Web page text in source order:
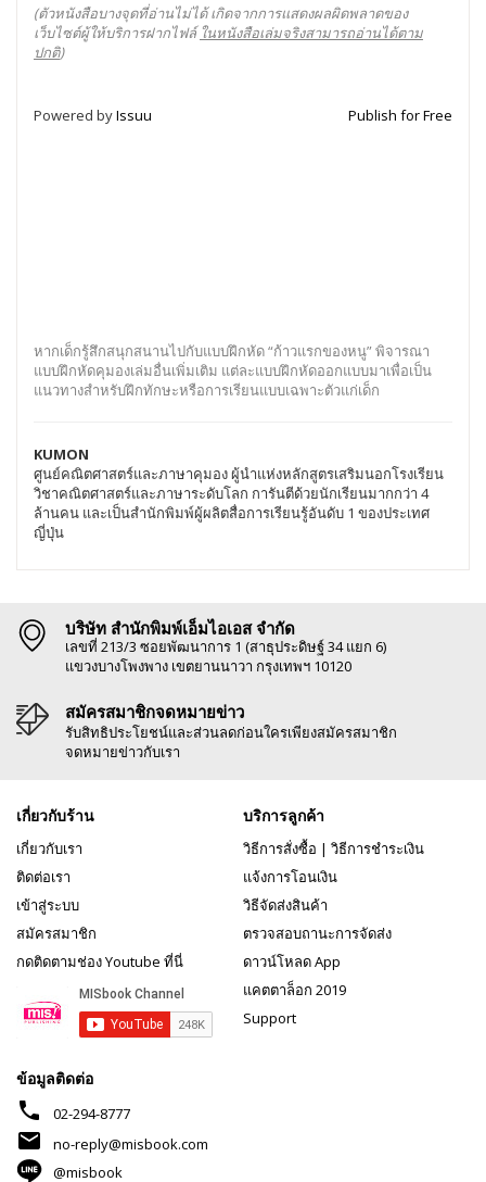
(ตัวหนังสือบางจุดที่อ่านไม่ได้ เกิดจากการแสดงผลผิดพลาดของ
เว็บไซต์ผู้ให้บริการฝากไฟล์ ในหนังสือเล่มจริงสามารถอ่านได้ตาม
ปกติ)
Powered byIssuu Publish for Free
หากเด็กรู้สึกสนุกสนานไปกับแบบฝึกหัด “ก้าวแรกของหนู” พิจารณา
แบบฝึกหัดคุมองเล่มอื่นเพิ่มเติม แต่ละแบบฝึกหัดออกแบบมาเพื่อเป็น
แนวทางสำหรับฝึกทักษะหรือการเรียนแบบเฉพาะตัวแก่เด็ก
KUMON
ศูนย์คณิตศาสตร์และภาษาคุมอง ผู้นำแห่งหลักสูตรเสริมนอกโรงเรียน
วิชาคณิตศาสตร์และภาษาระดับโลก การันตีด้วยนักเรียนมากกว่า 4
ล้านคน และเป็นสำนักพิมพ์ผู้ผลิตสื่อการเรียนรู้อันดับ 1 ของประเทศ
ญี่ปุ่น
บริษัท สำนักพิมพ์เอ็มไอเอส จำกัด
เลขที่ 213/3 ซอยพัฒนาการ 1 (สาธุประดิษฐ์ 34 แยก 6)
แขวงบางโพงพาง เขตยานนาวา กรุงเทพฯ 10120
สมัครสมาชิกจดหมายข่าว
รับสิทธิประโยชน์และส่วนลดก่อนใครเพียงสมัครสมาชิก
จดหมายข่าวกับเรา
เกี่ยวกับร้าน
เกี่ยวกับเรา
ติดต่อเรา
เข้าสู่ระบบ
สมัครสมาชิก
กดติดตามช่อง Youtube ที่นี่
บริการลูกค้า
วิธีการสั่งซื้อ | วิธีการชำระเงิน
แจ้งการโอนเงิน
วิธีจัดส่งสินค้า
ตรวจสอบถานะการจัดส่ง
ดาวน์โหลด App
แคตตาล็อก 2019
Support
ข้อมูลติดต่อ
phone 02-294-8777
mail
no-reply@misbook.com
@misbook